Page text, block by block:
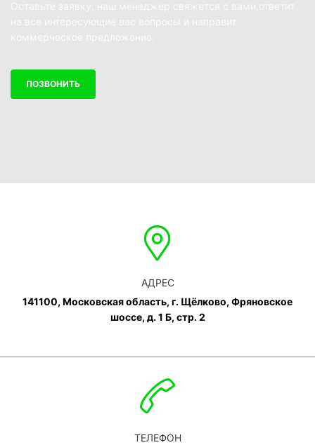
ПОЗВОНИТЬ
АДРЕС
141100, Московская область, г. Щёлково, Фряновское
шоссе, д. 1 Б, стр. 2
ТЕЛЕФОН